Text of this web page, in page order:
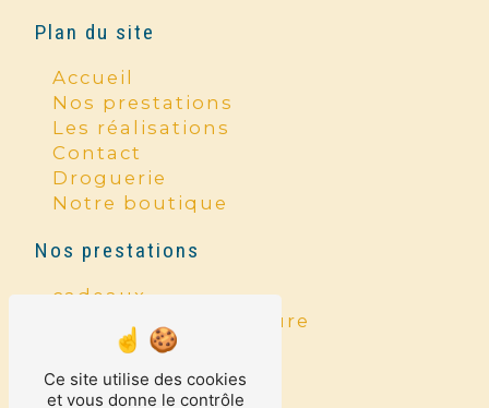
Plan du site
Accueil
Nos prestations
Les réalisations
Contact
Droguerie
Notre boutique
Nos prestations
cadeaux
entreprise de peinture
ravalement
droguerie
maroquinerie
Ce site utilise des cookies
et vous donne le contrôle